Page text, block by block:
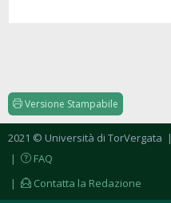
Versione Stampabile
2021 © Università di TorVergata
|
FAQ
|
Contatta la Redazione
|